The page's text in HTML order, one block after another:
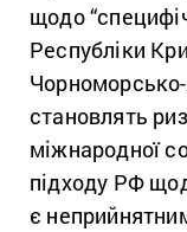
щодо
Республіки
Чорноморсько-
становлять
міжнародної
підходу РФ
є